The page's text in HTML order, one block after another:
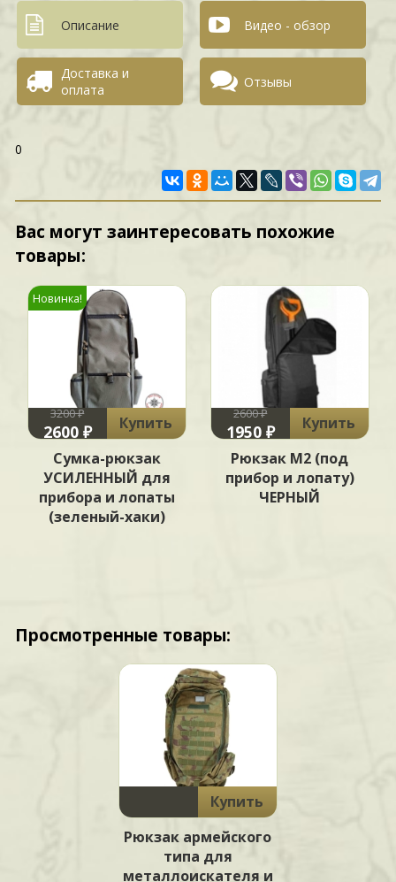
Описание Видео - обзор
Доставка и
оплата
Отзывы
0
Вас могут заинтересовать похожие
товары:
Новинка!
3200 ₽
2600 ₽
Купить
Сумка-рюкзак
УСИЛЕННЫЙ для
прибора и лопаты
(зеленый-хаки)
2600 ₽
1950 ₽
Купить
Рюкзак М2 (под
прибор и лопату)
ЧЕРНЫЙ
Просмотренные товары:
Купить
Рюкзак армейского
типа для
металлоискателя и